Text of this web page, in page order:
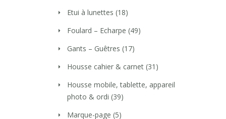
Etui à lunettes (18)
Foulard – Echarpe (49)
Gants – Guêtres (17)
Housse cahier & carnet (31)
Housse mobile, tablette, appareil
photo & ordi (39)
Marque-page (5)